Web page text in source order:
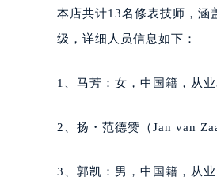
黑龙江省伊
吉林省白城
吉林省白
吉林省吉
吉林省梅河
吉林省松
本店共计13名修表技师，涵
级，详细人员信息如下：
1、马芳：女，中国籍，从
2、扬・范德赞（Jan van
3、郭凯：男，中国籍，从